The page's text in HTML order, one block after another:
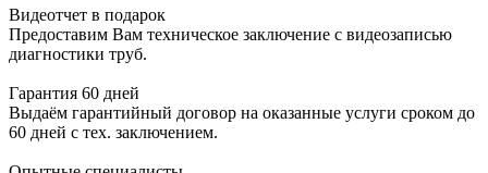
Видеотчет в подарок
Предоставим Вам техническое заключение с видеозаписью
диагностики труб.
Гарантия 60 дней
Выдаём гарантийный договор на оказанные услуги сроком до
60 дней с тех. заключением.